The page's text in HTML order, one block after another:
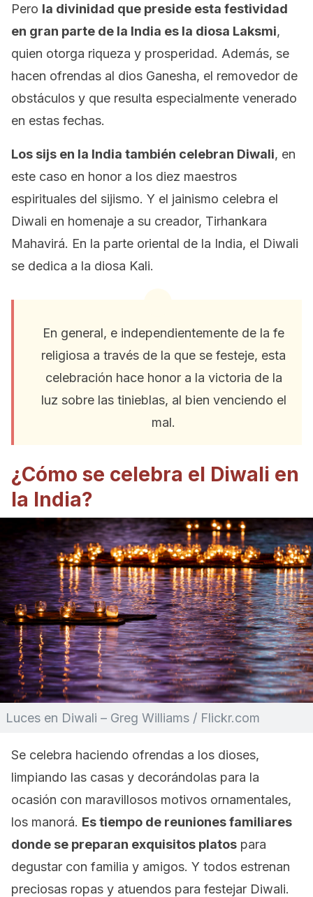
Pero la divinidad que preside esta festividad
en gran parte de la India es la diosa Laksmi,
quien otorga riqueza y prosperidad. Además, se
hacen ofrendas al dios Ganesha, el removedor de
obstáculos y que resulta especialmente venerado
en estas fechas.
Los sijs en la India también celebran Diwali, en
este caso en honor a los diez maestros
espirituales del sijismo. Y el jainismo celebra el
Diwali en homenaje a su creador, Tirhankara
Mahavirá. En la parte oriental de la India, el Diwali
se dedica a la diosa Kali.
En general, e independientemente de la fe
religiosa a través de la que se festeje, esta
celebración hace honor a la victoria de la
luz sobre las tinieblas, al bien venciendo el
mal.
¿Cómo se celebra el Diwali en
la India?
Luces en Diwali – Greg Williams / Flickr.com
Se celebra haciendo ofrendas a los dioses,
limpiando las casas y decorándolas para la
ocasión con maravillosos motivos ornamentales,
los manorá. Es tiempo de reuniones familiares
donde se preparan exquisitos platos para
degustar con familia y amigos. Y todos estrenan
preciosas ropas y atuendos para festejar Diwali.